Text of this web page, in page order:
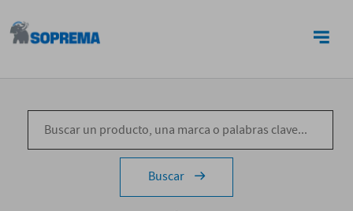
Buscar